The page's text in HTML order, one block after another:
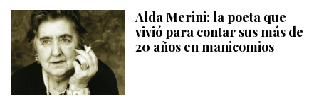
Alda Merini: la poeta que
vivió para contar sus más de
20 años en manicomios